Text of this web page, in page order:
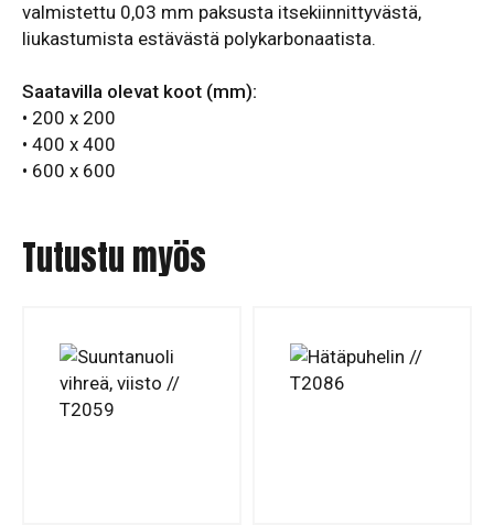
valmistettu 0,03 mm paksusta itsekiinnittyvästä,
liukastumista estävästä polykarbonaatista.
Saatavilla olevat koot (mm):
• 200 x 200
• 400 x 400
• 600 x 600
Tutustu myös